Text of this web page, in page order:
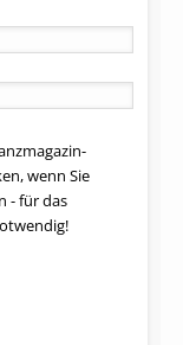
wenn Sie
- für das